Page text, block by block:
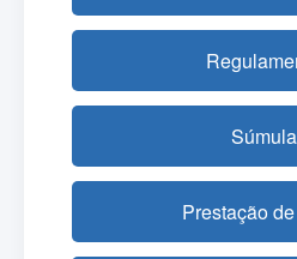
Prestação